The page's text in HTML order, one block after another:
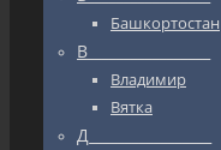
Башкортостан
В_________________
Владимир
Вятка
Д_________________